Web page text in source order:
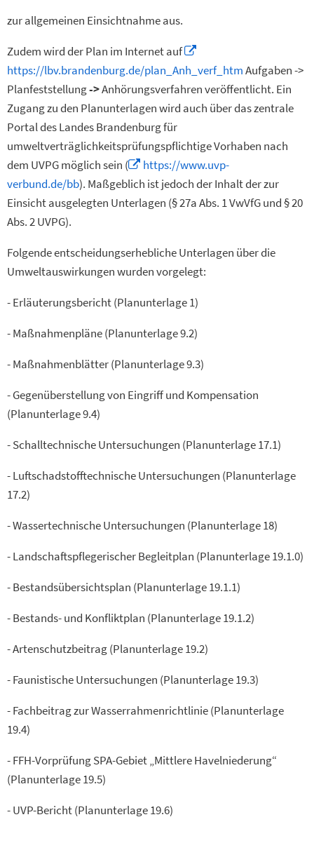
zur allgemeinen Einsichtnahme aus.
Zudem wird der Plan im Internet auf
https://lbv.brandenburg.de/plan_Anh_verf_htmAufgaben ->
Planfeststellung->Anhörungsverfahren veröffentlicht. Ein
Zugang zu den Planunterlagen wird auch über das zentrale
Portal des Landes Brandenburg für
umweltverträglichkeitsprüfungspflichtige Vorhaben nach
dem UVPG möglich sein (
https://www.uvp-
verbund.de/bb). Maßgeblich ist jedoch der Inhalt der zur
Einsicht ausgelegten Unterlagen (§ 27a Abs. 1 VwVfG und § 20
Abs. 2 UVPG).
Folgende entscheidungserhebliche Unterlagen über die
Umweltauswirkungen wurden vorgelegt:
- Erläuterungsbericht (Planunterlage 1)
- Maßnahmenpläne (Planunterlage 9.2)
- Maßnahmenblätter (Planunterlage 9.3)
- Gegenüberstellung von Eingriff und Kompensation
(Planunterlage 9.4)
- Schalltechnische Untersuchungen (Planunterlage 17.1)
- Luftschadstofftechnische Untersuchungen (Planunterlage
17.2)
- Wassertechnische Untersuchungen (Planunterlage 18)
- Landschaftspflegerischer Begleitplan (Planunterlage 19.1.0)
- Bestandsübersichtsplan (Planunterlage 19.1.1)
- Bestands- und Konfliktplan (Planunterlage 19.1.2)
- Artenschutzbeitrag (Planunterlage 19.2)
- Faunistische Untersuchungen (Planunterlage 19.3)
- Fachbeitrag zur Wasserrahmenrichtlinie (Planunterlage
19.4)
- FFH-Vorprüfung SPA-Gebiet „Mittlere Havelniederung“
(Planunterlage 19.5)
- UVP-Bericht (Planunterlage 19.6)